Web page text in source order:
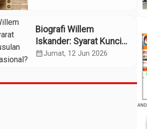
Biografi Willem
Iskander: Syarat Kunci
Pengusulan Pahlawan
calendar_monthJumat, 12 Jun 2026